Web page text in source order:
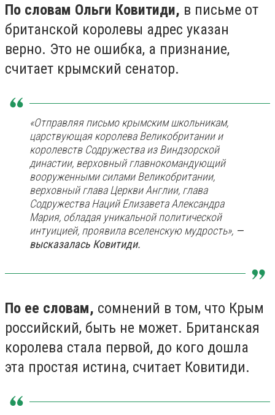
По словам Ольги Ковитиди, в письме от
британской королевы адрес указан
верно. Это не ошибка, а признание,
считает крымский сенатор.
«Отправляя письмо крымским школьникам,
царствующая королева Великобритании и
королевств Содружества из Виндзорской
династии, верховный главнокомандующий
вооруженными силами Великобритании,
верховный глава Церкви Англии, глава
Содружества Наций Елизавета Александра
Мария, обладая уникальной политической
интуицией, проявила вселенскую мудрость», —
высказалась Ковитиди.
По ее словам, сомнений в том, что Крым
российский, быть не может. Британская
королева стала первой, до кого дошла
эта простая истина, считает Ковитиди.